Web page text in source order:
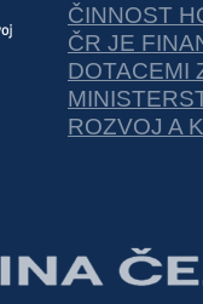
ČINNOST
ČR JE
DOTACEMI
ROZVOJ A